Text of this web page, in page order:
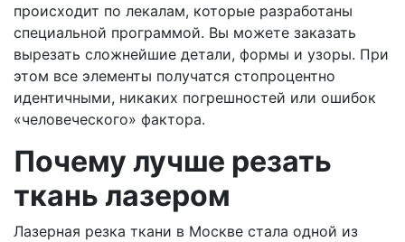
происходит по лекалам, которые разработаны
специальной программой. Вы можете заказать
вырезать сложнейшие детали, формы и узоры. При
этом все элементы получатся стопроцентно
идентичными, никаких погрешностей или ошибок
«человеческого» фактора.
Почему лучше резать
ткань лазером
Лазерная резка ткани в Москве стала одной из